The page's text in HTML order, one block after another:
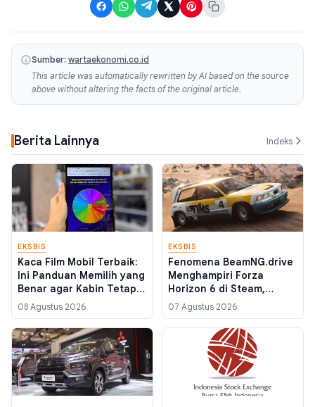
Sumber: wartaekonomi.co.id
This article was automatically rewritten by AI based on the source
above without altering the facts of the original article.
Berita Lainnya Indeks
EKSBIS
Kaca Film Mobil Terbaik:
Ini Panduan Memilih yang
Benar agar Kabin Tetap
Adem
08 Agustus 2026
EKSBIS
Fenomena BeamNG.drive
Menghampiri Forza
Horizon 6 di Steam,
Simulasi Fisika Murah
yang Kian Digandrungi
07 Agustus 2026